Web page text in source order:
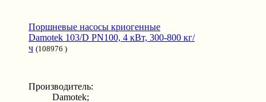
Поршневые насосы криогенные
Damotek 103/D PN100, 4 кВт, 300-800 кг/
ч (108976 )
Производитель:
Damotek;